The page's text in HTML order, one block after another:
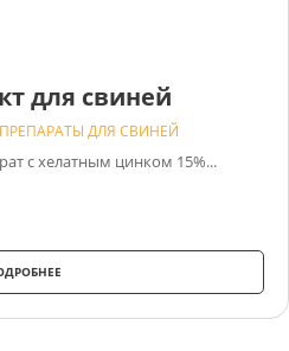
для свиней
ДЛЯ СВИНЕЙ
с хелатным цинком 15%...